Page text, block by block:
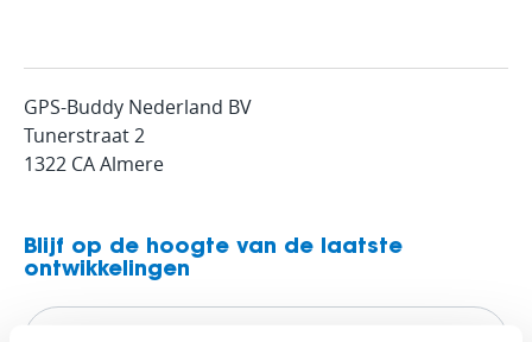
GPS-Buddy Nederland BV
Tunerstraat 2
1322 CA Almere
Blijf op de hoogte van de laatste
ontwikkelingen